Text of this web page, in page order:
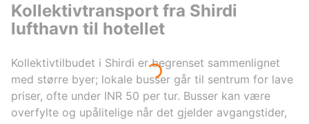
Kollektivtransport fra Shirdi
lufthavn til hotellet
Kollektivtilbudet i Shirdi er begrenset sammenlignet
med større byer; lokale busser går til sentrum for lave
priser, ofte under INR 50 per tur. Busser kan være
overfylte og upålitelige når det gjelder avgangstider,